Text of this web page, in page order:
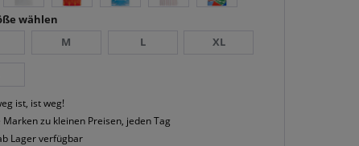
wählen
M L XL
ist, ist weg!
Marken zu kleinen Preisen, jeden Tag
Lager verfügbar